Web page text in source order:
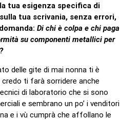
tua esigenza specifica di
tua scrivania, senza errori,
Di chi è colpa e chi paga
su componenti metallici per
delle gite di mai nonna ti è
ti farà sorridere anche
di laboratorio che si sono
e sembrano un po’ i venditori
e i vù cumprà che affollano le